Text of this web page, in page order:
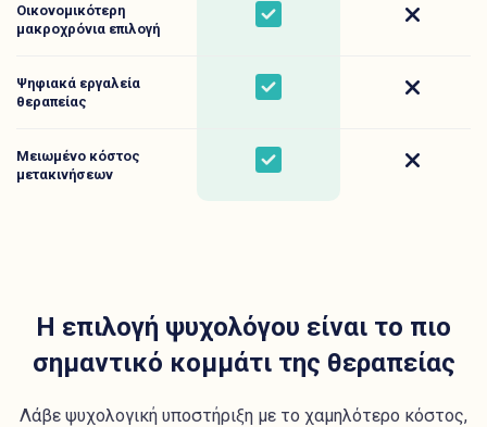
Οικονομικότερη
μακροχρόνια επιλογή
Yes No
Ψηφιακά εργαλεία
θεραπείας
Yes No
Μειωμένο κόστος
μετακινήσεων
Yes No
Η επιλογή ψυχολόγου είναι το πιο
σημαντικό κομμάτι της θεραπείας
Λάβε ψυχολογική υποστήριξη με το χαμηλότερο κόστος,